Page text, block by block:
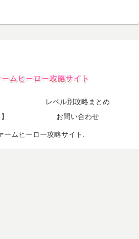
レベル別攻略まとめ
お問い合わせ
ームヒーロー攻略サイト.